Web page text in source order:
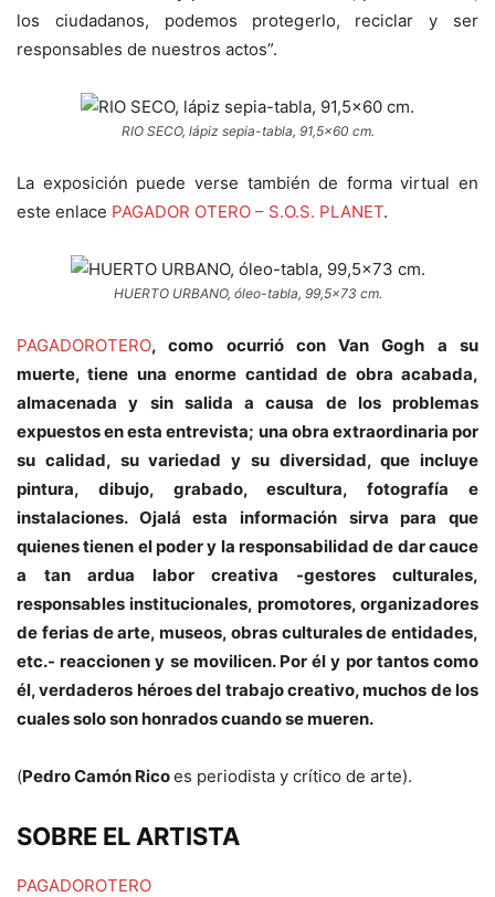
los ciudadanos, podemos protegerlo, reciclar y ser
responsables de nuestros actos”.
RIO SECO, lápiz sepia-tabla, 91,5×60 cm.
La exposición puede verse también de forma virtual en
este enlace PAGADOR OTERO – S.O.S. PLANET.
HUERTO URBANO, óleo-tabla, 99,5×73 cm.
PAGADOROTERO, como ocurrió con Van Gogh a su
muerte, tiene una enorme cantidad de obra acabada,
almacenada y sin salida a causa de los problemas
expuestos en esta entrevista; una obra extraordinaria por
su calidad, su variedad y su diversidad, que incluye
pintura, dibujo, grabado, escultura, fotografía e
instalaciones. Ojalá esta información sirva para que
quienes tienen el poder y la responsabilidad de dar cauce
a tan ardua labor creativa -gestores culturales,
responsables institucionales, promotores, organizadores
de ferias de arte, museos, obras culturales de entidades,
etc.- reaccionen y se movilicen. Por él y por tantos como
él, verdaderos héroes del trabajo creativo, muchos de los
cuales solo son honrados cuando se mueren.
(Pedro Camón Ricoes periodista y crítico de arte).
SOBRE EL ARTISTA
PAGADOROTERO